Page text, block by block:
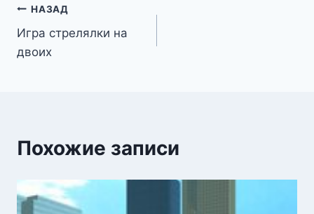
Навигация
по
НАЗАД
Игра стрелялки на
двоих
Похожие записи